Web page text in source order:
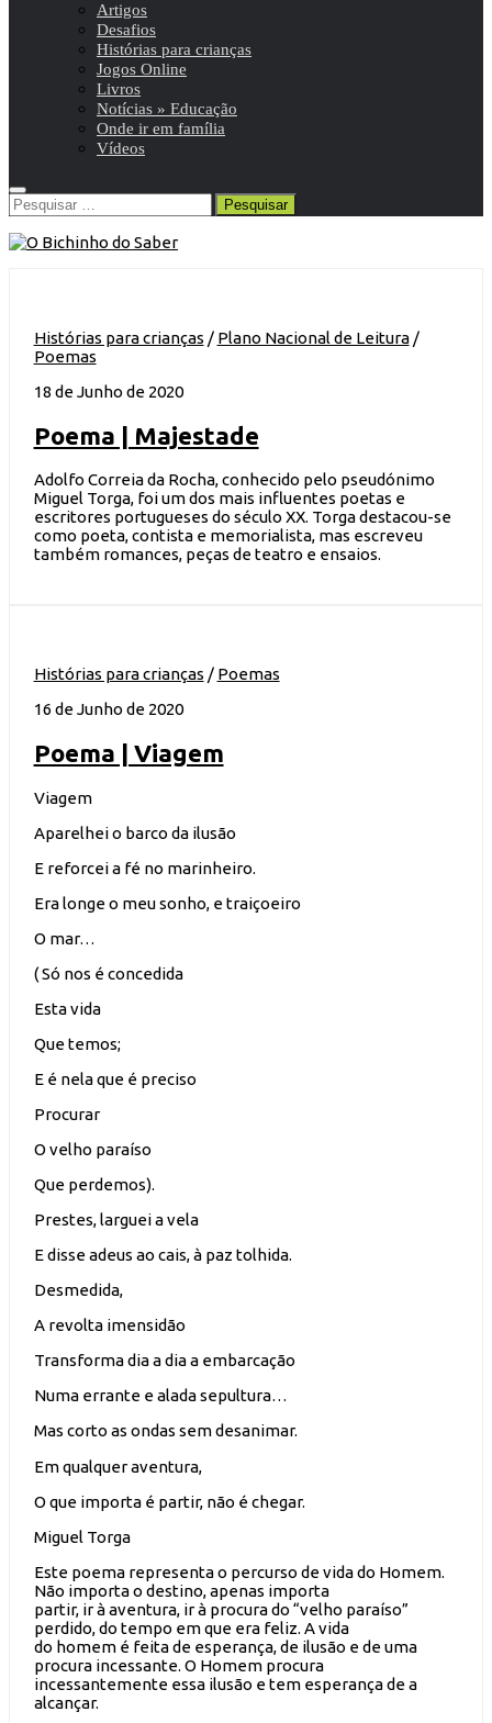
Artigos
Desafios
Histórias para crianças
Jogos Online
Livros
Notícias » Educação
Onde ir em família
Vídeos
Pesquisar
por:
Histórias para crianças / Plano Nacional de Leitura/
Poemas
18 de Junho de 2020
Poema | Majestade
Adolfo Correia da Rocha, conhecido pelo pseudónimo
Miguel Torga, foi um dos mais influentes poetas e
escritores portugueses do século XX. Torga destacou-se
como poeta, contista e memorialista, mas escreveu
também romances, peças de teatro e ensaios.
Histórias para crianças / Poemas
16 de Junho de 2020
Poema | Viagem
Viagem
Aparelhei o barco da ilusão
E reforcei a fé no marinheiro.
Era longe o meu sonho, e traiçoeiro
O mar…
( Só nos é concedida
Esta vida
Que temos;
E é nela que é preciso
Procurar
O velho paraíso
Que perdemos).
Prestes, larguei a vela
E disse adeus ao cais, à paz tolhida.
Desmedida,
A revolta imensidão
Transforma dia a dia a embarcação
Numa errante e alada sepultura…
Mas corto as ondas sem desanimar.
Em qualquer aventura,
O que importa é partir, não é chegar.
Miguel Torga
Este poema representa o percurso de vida do Homem.
Não importa o destino, apenas importa
partir, ir à aventura, ir à procura do “velho paraíso”
perdido, do tempo em que era feliz. A vida
do homem é feita de esperança, de ilusão e de uma
procura incessante. O Homem procura
incessantemente essa ilusão e tem esperança de a
alcançar.